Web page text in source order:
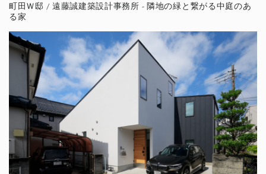
町田Ｗ邸 / 遠藤誠建築設計事務所 - 隣地の緑と繋がる中庭のあ
る家